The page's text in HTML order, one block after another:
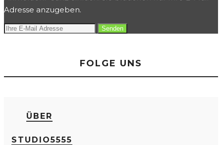
Adresse anzugeben.
FOLGE UNS
ÜBER
STUDIO5555